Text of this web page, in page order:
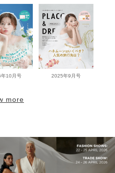
10月号 2025年9月号
more